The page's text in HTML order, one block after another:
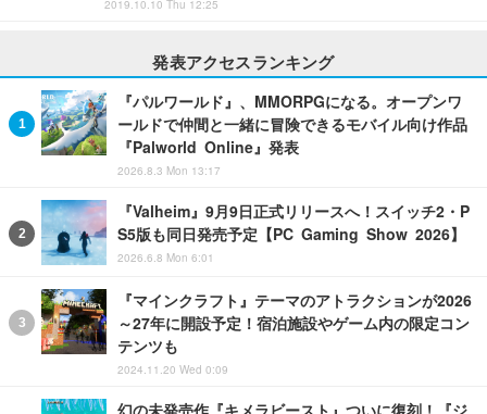
2019.10.10 Thu 12:25
発表アクセスランキング
『パルワールド』、MMORPGになる。オープンワ
ールドで仲間と一緒に冒険できるモバイル向け作品
『Palworld Online』発表
2026.8.3 Mon 13:17
『Valheim』9月9日正式リリースへ！スイッチ2・P
S5版も同日発売予定【PC Gaming Show 2026】
2026.6.8 Mon 6:01
『マインクラフト』テーマのアトラクションが2026
～27年に開設予定！宿泊施設やゲーム内の限定コン
テンツも
2024.11.20 Wed 0:09